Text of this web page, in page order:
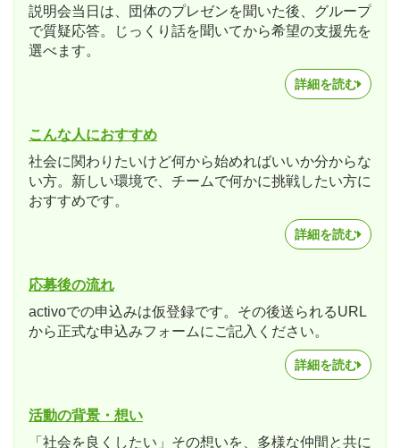
説明会当日は、団体のプレゼンを聞いた後、グループ
で質疑応答。じっくり話を聞いてから希望の支援先を
選べます。
詳細を読む
こんな人におすすめ
社会に関わりたいけど何から始めればいいか分からな
い方。新しい環境で、チームで何かに挑戦したい方に
おすすめです。
詳細を読む
応募後の流れ
activoでの申込みは仮登録です。その後送られるURL
から正式な申込みフォームにご記入ください。
詳細を読む
活動の背景・想い
「社会を良くしたい」その想いを、多様な仲間と共に